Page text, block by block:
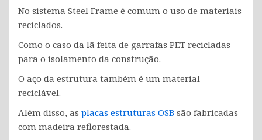
No sistema Steel Frame é comum o uso de materiais
reciclados.
Como o caso da lã feita de garrafas PET recicladas
para o isolamento da construção.
O aço da estrutura também é um material
reciclável.
Além disso, as placas estruturas OSB são fabricadas
com madeira reflorestada.